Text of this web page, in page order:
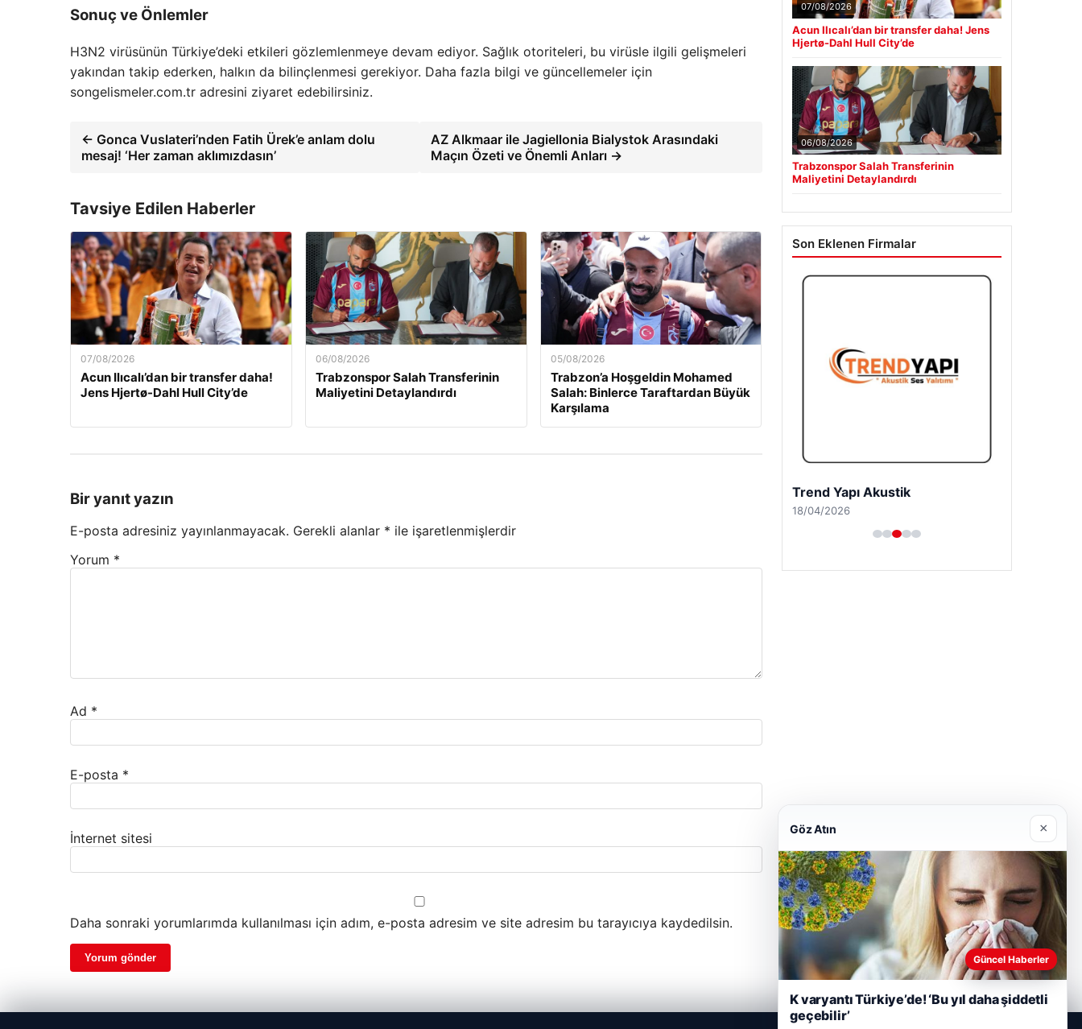
Sonuç ve Önlemler
H3N2 virüsünün Türkiye’deki etkileri gözlemlenmeye devam ediyor. Sağlık otoriteleri, bu virüsle ilgili gelişmeleri
yakından takip ederken, halkın da bilinçlenmesi gerekiyor. Daha fazla bilgi ve güncellemeler için
songelismeler.com.tr adresini ziyaret edebilirsiniz.
← Gonca Vuslateri’nden Fatih Ürek’e anlam dolu
mesaj! ‘Her zaman aklımızdasın’
AZ Alkmaar ile Jagiellonia Bialystok Arasındaki
Maçın Özeti ve Önemli Anları →
Tavsiye Edilen Haberler
07/08/2026
Acun Ilıcalı’dan bir transfer daha!
Jens Hjertø-Dahl Hull City’de
06/08/2026
Trabzonspor Salah Transferinin
Maliyetini Detaylandırdı
05/08/2026
Trabzon’a Hoşgeldin Mohamed
Salah: Binlerce Taraftardan Büyük
Karşılama
Bir yanıt yazın
E-posta adresiniz yayınlanmayacak. Gerekli alanlar * ile işaretlenmişlerdir
Yorum *
Ad *
E-posta *
İnternet sitesi
Daha sonraki yorumlarımda kullanılması için adım, e-posta adresim ve site adresim bu tarayıcıya kaydedilsin.
07/08/2026
Acun Ilıcalı’dan bir transfer daha! Jens
Hjertø-Dahl Hull City’de
06/08/2026
Trabzonspor Salah Transferinin
Maliyetini Detaylandırdı
Son Eklenen Firmalar
Trend Yapı Akustik
18/04/2026
Göz Atın ×
Güncel Haberler
K varyantı Türkiye’de! ‘Bu yıl daha şiddetli
geçebilir’